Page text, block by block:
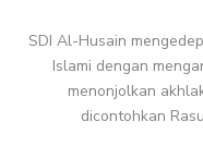
SDI Al-Husain
Islami dengan
menonjolkan
dicontohkan